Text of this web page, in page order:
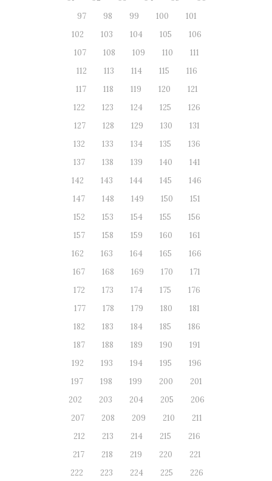
97
98 99 100
101
102
103 104 105
106
107
108 109 110
111
112
113 114 115
116
117
118 119 120
121
122
123 124 125
126
127
128 129 130
131
132
133 134 135
136
137
138 139 140
141
142
143 144 145
146
147
148 149 150
151
152
153 154 155
156
157
158 159 160
161
162
163 164 165
166
167
168 169 170
171
172
173 174 175
176
177
178 179 180
181
182
183 184 185
186
187
188 189 190
191
192
193 194 195
196
197
198 199 200
201
202
203 204 205
206
207
208 209 210
211
212
213 214 215
216
217
218 219 220
221
222
223 224 225
226